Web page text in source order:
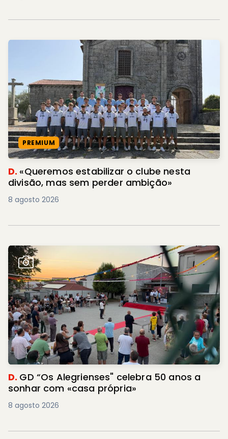
PREMIUM
D. «Queremos estabilizar o clube nesta
divisão, mas sem perder ambição»
8 agosto 2026
D. GD “Os Alegrienses" celebra 50 anos a
sonhar com «casa própria»
8 agosto 2026